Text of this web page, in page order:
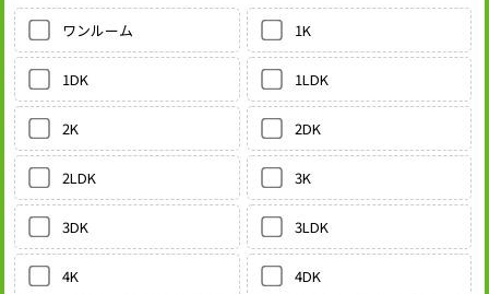
ワンルーム 1K
1DK 1LDK
2K 2DK
2LDK 3K
3DK 3LDK
4K 4DK